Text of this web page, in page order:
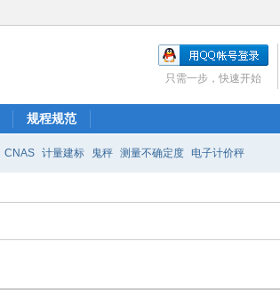
只需一步，快速开始
规程规范
CNAS 计量建标 鬼秤 测量不确定度 电子计价秤